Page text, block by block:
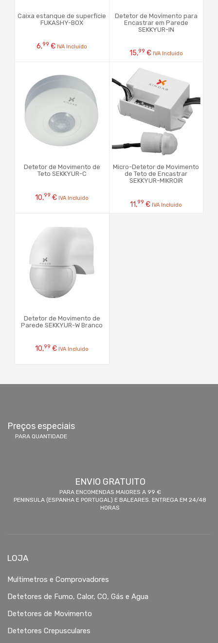
Caixa estanque de superfície
FUKASHY-BOX
6,99 € IVA Incluido
Detetor de Movimento para
Encastrar em Parede
SEKKYUR-IN
15,99 € IVA Incluido
Detetor de Movimento de
Teto SEKKYUR-C
10,99 € IVA Incluido
Micro-Detetor de Movimento
de Teto de Encastrar
SEKKYUR-MIKROIR
11,99 € IVA Incluido
Detetor de Movimento de
Parede SEKKYUR-W Branco
10,99 € IVA Incluido
Preços especiais
PARA QUANTIDADE
ENVIO GRATUITO
PARA ENCOMENDAS MAIORES A 99 €
PENINSULA (ESPANHA E PORTUGAL) E BALEARES. ENTREGA EM 24/48
HORAS
LOJA
Multimetros e Comprovadores
Detetores de Fumo, Calor, CO, Gás e Agua
Detetores de Movimento
Detetores Crepusculares